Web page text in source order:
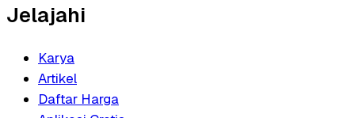
Jelajahi
Karya
Artikel
Daftar Harga